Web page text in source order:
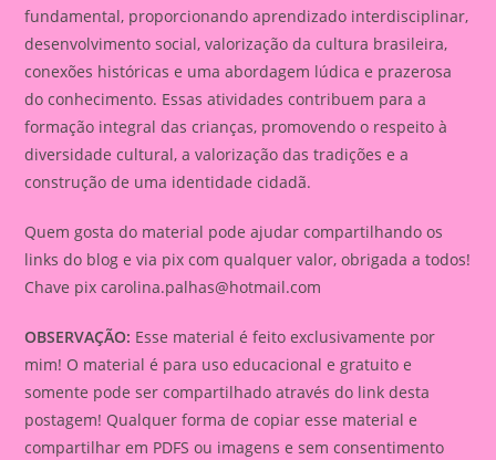
fundamental, proporcionando aprendizado interdisciplinar,
desenvolvimento social, valorização da cultura brasileira,
conexões históricas e uma abordagem lúdica e prazerosa
do conhecimento. Essas atividades contribuem para a
formação integral das crianças, promovendo o respeito à
diversidade cultural, a valorização das tradições e a
construção de uma identidade cidadã.
Quem gosta do material pode ajudar compartilhando os
links do blog e via pix com qualquer valor, obrigada a todos!
Chave pixcarolina.palhas@hotmail.com
OBSERVAÇÃO: Esse material é feito exclusivamente por
mim! O material é para uso educacional e gratuito e
somente pode ser compartilhado através do link desta
postagem! Qualquer forma de copiar esse material e
compartilhar em PDFS ou imagens e sem consentimento